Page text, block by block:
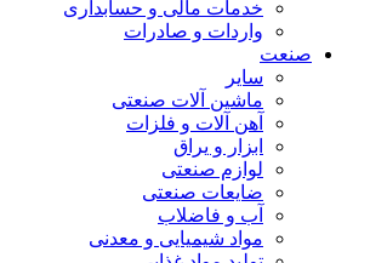
خدمات مالی و حسابداری
واردات و صادرات
صنعت
سایر
ماشین آلات صنعتی
آهن آلات و فلزات
ابزار و یراق
لوازم صنعتی
ضایعات صنعتی
آب و فاضلاب
مواد شیمیایی و معدنی